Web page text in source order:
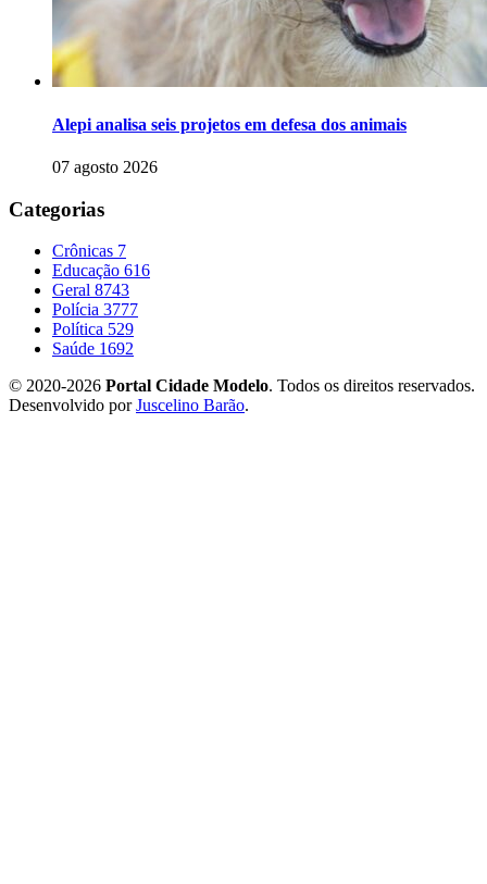
Alepi analisa seis projetos em defesa dos animais
07 agosto 2026
Categorias
Crônicas 7
Educação 616
Geral 8743
Polícia 3777
Política 529
Saúde 1692
© 2020-2026 Portal Cidade Modelo. Todos os direitos reservados.
Desenvolvido porJuscelino Barão.